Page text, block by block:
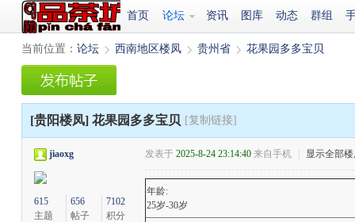
首页 论坛 资讯 图库 动态 群组
当前位置： 论坛
›
西南地区楼凤 贵州省
›
花果园多多宝贝
[贵阳楼凤] 花果园多多宝贝 [复制链接]
jiaoxg
615
主题
656
帖子
7102
积分
发表于 2025-8-24 23:14:40 来自手机 显示全部
年龄:
25岁-30岁